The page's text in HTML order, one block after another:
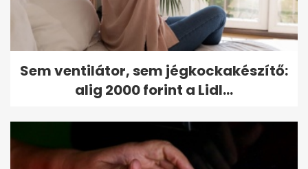
Sem ventilátor, sem jégkockakészítő:
alig 2000 forint a Lidl...